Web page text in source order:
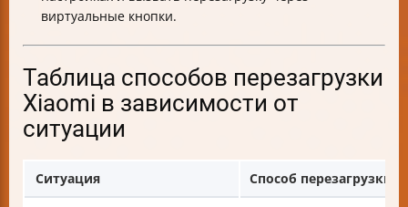
виртуальные кнопки.
Таблица способов перезагрузки
Xiaomi в зависимости от
ситуации
Ситуация Способ перезагрузки